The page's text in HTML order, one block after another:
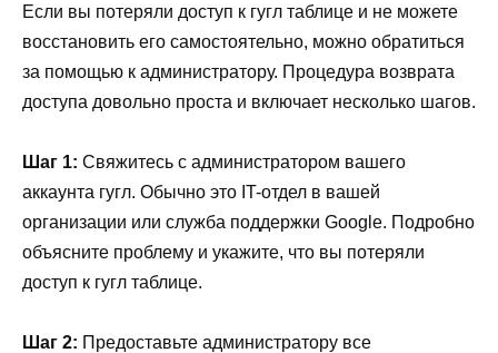
Если вы потеряли доступ к гугл таблице и не можете
восстановить его самостоятельно, можно обратиться
за помощью к администратору. Процедура возврата
доступа довольно проста и включает несколько шагов.
Шаг 1: Свяжитесь с администратором вашего
аккаунта гугл. Обычно это IT-отдел в вашей
организации или служба поддержки Google. Подробно
объясните проблему и укажите, что вы потеряли
доступ к гугл таблице.
Шаг 2: Предоставьте администратору все